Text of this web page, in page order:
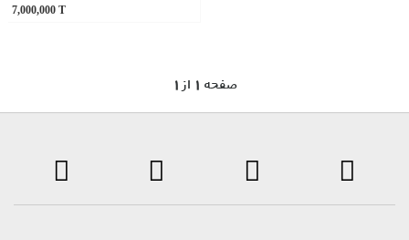
7,000,000T
1 صفحه 1 از